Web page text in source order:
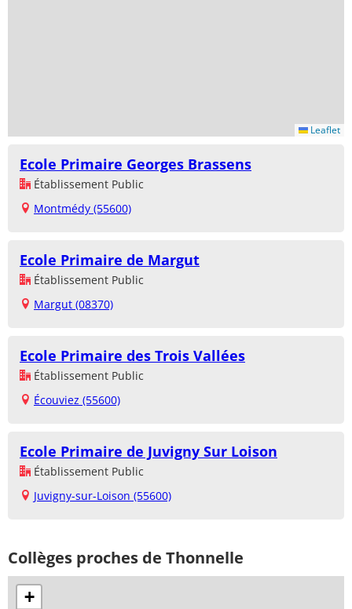
Leaflet
Ecole Primaire Georges Brassens
Établissement Public
Montmédy (55600)
Ecole Primaire de Margut
Établissement Public
Margut (08370)
Ecole Primaire des Trois Vallées
Établissement Public
Écouviez (55600)
Ecole Primaire de Juvigny Sur Loison
Établissement Public
Juvigny-sur-Loison (55600)
Collèges proches de Thonnelle
+